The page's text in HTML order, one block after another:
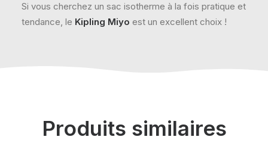
Si vous cherchez un sac isotherme à la fois pratique et
tendance, le Kipling Miyo est un excellent choix !
Produits similaires